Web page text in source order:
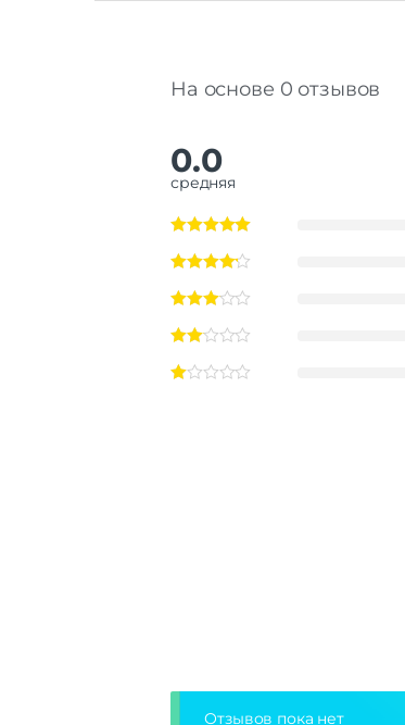
На основе 0 отзывов
0.0
средняя
Отзывов пока нет